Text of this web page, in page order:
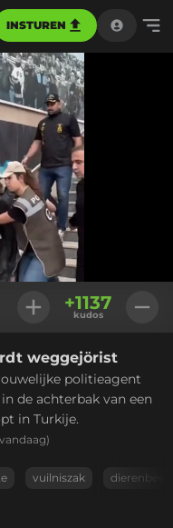
INSTUREN
+1137
kudos
weggejörist
politieagent
de achterbak van een
in Turkije.
vuilniszak